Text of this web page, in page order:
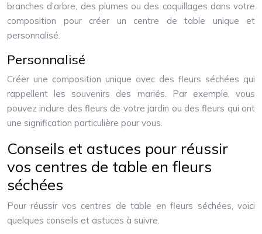
branches d’arbre, des plumes ou des coquillages dans votre
composition pour créer un centre de table unique et
personnalisé.
Personnalisé
Créer une composition unique avec des fleurs séchées qui
rappellent les souvenirs des mariés. Par exemple, vous
pouvez inclure des fleurs de votre jardin ou des fleurs qui ont
une signification particulière pour vous.
Conseils et astuces pour réussir
vos centres de table en fleurs
séchées
Pour réussir vos centres de table en fleurs séchées, voici
quelques conseils et astuces à suivre.